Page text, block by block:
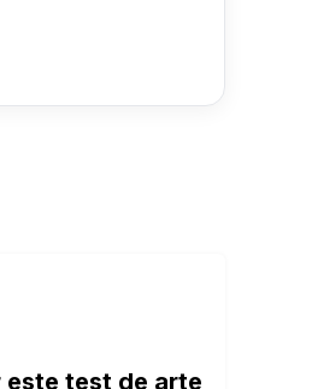
este test de arte